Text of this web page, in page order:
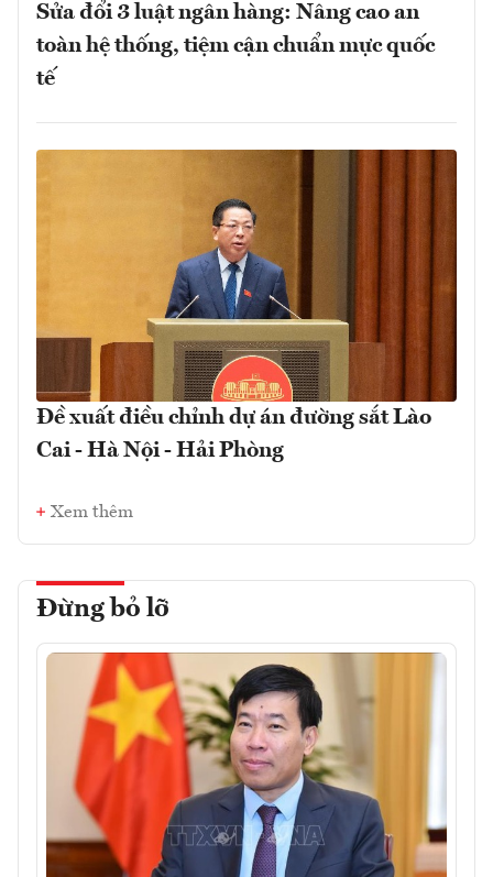
Sửa đổi 3 luật ngân hàng: Nâng cao an
toàn hệ thống, tiệm cận chuẩn mực quốc
tế
Đề xuất điều chỉnh dự án đường sắt Lào
Cai - Hà Nội - Hải Phòng
Xem thêm
Đừng bỏ lỡ